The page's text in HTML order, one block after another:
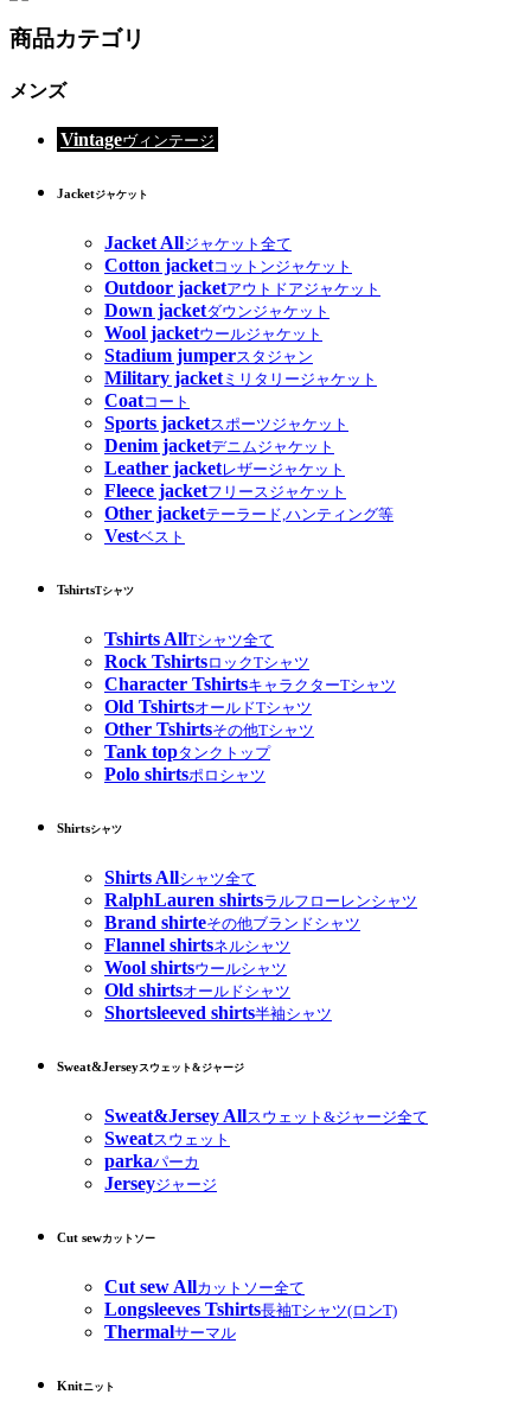
商品カテゴリ
メンズ
Vintageヴィンテージ
Jacketジャケット
Jacket Allジャケット全て
Cotton jacketコットンジャケット
Outdoor jacketアウトドアジャケット
Down jacketダウンジャケット
Wool jacketウールジャケット
Stadium jumperスタジャン
Military jacketミリタリージャケット
Coatコート
Sports jacketスポーツジャケット
Denim jacketデニムジャケット
Leather jacketレザージャケット
Fleece jacketフリースジャケット
Other jacketテーラード,ハンティング等
Vestベスト
TshirtsTシャツ
Tshirts AllTシャツ全て
Rock TshirtsロックTシャツ
Character TshirtsキャラクターTシャツ
Old TshirtsオールドTシャツ
Other Tshirtsその他Tシャツ
Tank topタンクトップ
Polo shirtsポロシャツ
Shirtsシャツ
Shirts Allシャツ全て
RalphLauren shirtsラルフローレンシャツ
Brand shirteその他ブランドシャツ
Flannel shirtsネルシャツ
Wool shirtsウールシャツ
Old shirtsオールドシャツ
Shortsleeved shirts半袖シャツ
Sweat&Jerseyスウェット&ジャージ
Sweat&Jersey Allスウェット&ジャージ全て
Sweatスウェット
parkaパーカ
Jerseyジャージ
Cut sewカットソー
Cut sew Allカットソー全て
Longsleeves Tshirts長袖Tシャツ(ロンT)
Thermalサーマル
Knitニット